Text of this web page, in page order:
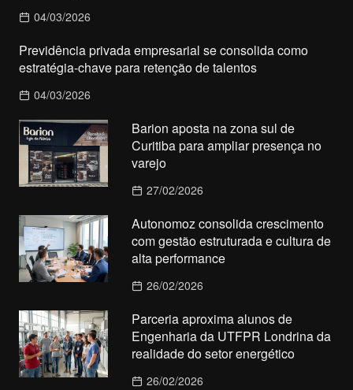
04/03/2026
Previdência privada empresarial se consolida como
estratégia-chave para retenção de talentos
04/03/2026
Barion aposta na zona sul de
Curitiba para ampliar presença no
varejo
27/02/2026
Autonomoz consolida crescimento
com gestão estruturada e cultura de
alta performance
26/02/2026
Parceria aproxima alunos de
Engenharia da UTFPR Londrina da
realidade do setor energético
26/02/2026